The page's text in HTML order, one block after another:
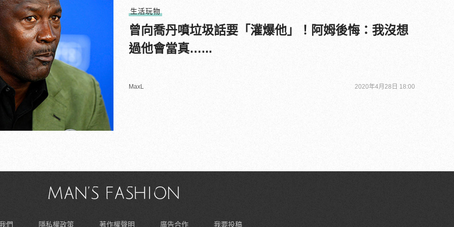
生活玩物
曾向喬丹噴垃圾話要「灌爆他」！阿姆後悔：我沒想
過他會當真…...
MaxL 2020年4月28日 18:00
們 隱私權政策 著作權聲明 廣告合作 我要投稿